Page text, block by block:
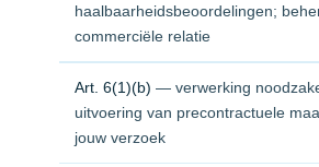
haalbaarheidsbeoordelingen;
commerciële relatie
Art. 6(1)(b) — verwerking
uitvoering van precontractuele
jouw verzoek